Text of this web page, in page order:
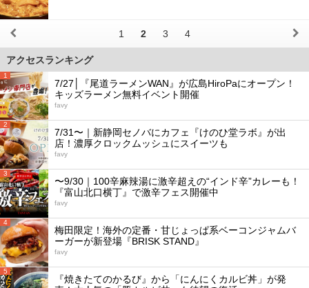
1 2 3 4
アクセスランキング
1
7/27│『尾道ラーメンWAN』が広島HiroPaにオープン！
キッズラーメン無料イベント開催
favy
2
7/31〜｜新静岡セノバにカフェ『けのひ堂ラボ』が出
店！濃厚クロックムッシュにスイーツも
favy
3
〜9/30｜100辛麻辣湯に激辛超えの“インド辛”カレーも！
『富山北口横丁』で激辛フェス開催中
favy
4
梅田限定！海外の定番・甘じょっぱ系ベーコンジャムバ
ーガーが新登場『BRISK STAND』
favy
5
『焼きたてのかるび』から「にんにくカルビ丼」が発